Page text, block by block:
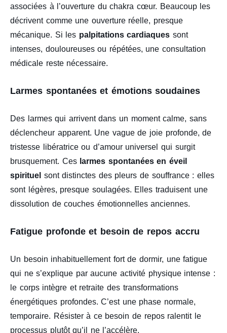
associées à l’ouverture du chakra cœur. Beaucoup les
décrivent comme une ouverture réelle, presque
mécanique. Si les palpitations cardiaques sont
intenses, douloureuses ou répétées, une consultation
médicale reste nécessaire.
Larmes spontanées et émotions soudaines
Des larmes qui arrivent dans un moment calme, sans
déclencheur apparent. Une vague de joie profonde, de
tristesse libératrice ou d’amour universel qui surgit
brusquement. Ces larmes spontanées en éveil
spirituel sont distinctes des pleurs de souffrance : elles
sont légères, presque soulagées. Elles traduisent une
dissolution de couches émotionnelles anciennes.
Fatigue profonde et besoin de repos accru
Un besoin inhabituellement fort de dormir, une fatigue
qui ne s’explique par aucune activité physique intense :
le corps intègre et retraite des transformations
énergétiques profondes. C’est une phase normale,
temporaire. Résister à ce besoin de repos ralentit le
processus plutôt qu’il ne l’accélère.